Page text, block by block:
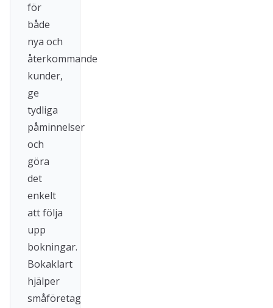
för
både
nya och
återkommande
kunder,
ge
tydliga
påminnelser
och
göra
det
enkelt
att följa
upp
bokningar.
Bokaklart
hjälper
småföretag